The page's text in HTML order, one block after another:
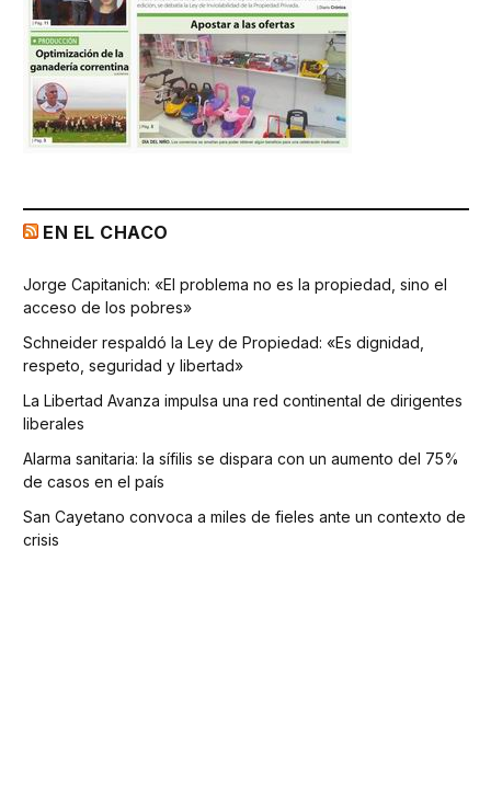
EN EL CHACO
Jorge Capitanich: «El problema no es la propiedad, sino el
acceso de los pobres»
Schneider respaldó la Ley de Propiedad: «Es dignidad,
respeto, seguridad y libertad»
La Libertad Avanza impulsa una red continental de dirigentes
liberales
Alarma sanitaria: la sífilis se dispara con un aumento del 75%
de casos en el país
San Cayetano convoca a miles de fieles ante un contexto de
crisis